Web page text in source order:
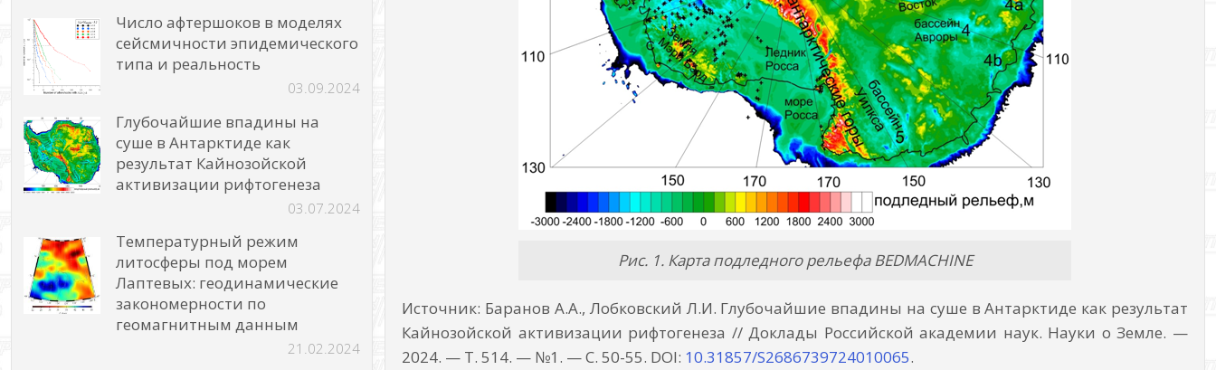
Рис. 1. Карта подледного рельефа BEDMACHINE
Источник: Баранов А.А., Лобковский Л.И. Глубочайшие впадины на суше в Антарктиде как результат
Кайнозойской активизации рифтогенеза // Доклады Российской академии наук. Науки о Земле. —
2024. — Т. 514. — №1. — C. 50-55. DOI: 10.31857/S2686739724010065.
Число афтершоков в моделях
сейсмичности эпидемического
типа и реальность
03.09.2024
Глубочайшие впадины на
суше в Антарктиде как
результат Кайнозойской
активизации рифтогенеза
03.07.2024
Температурный режим
литосферы под морем
Лаптевых: геодинамические
закономерности по
геомагнитным данным
21.02.2024